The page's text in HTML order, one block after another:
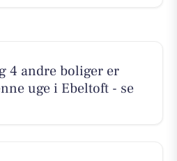
4 andre boliger er
uge i Ebeltoft - se